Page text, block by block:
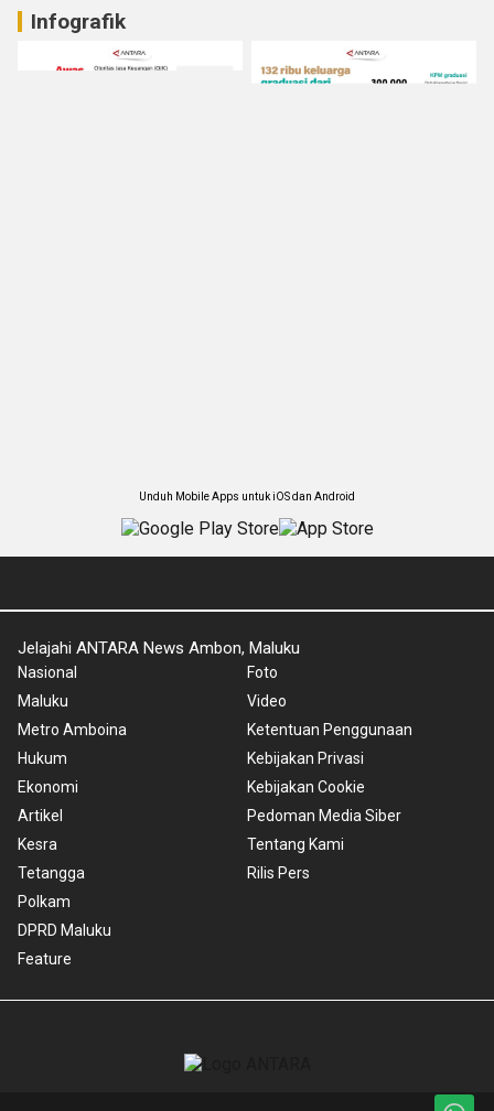
Infografik
Unduh Mobile Apps untuk iOS dan Android
Jelajahi ANTARA News Ambon, Maluku
Nasional
Maluku
Metro Amboina
Hukum
Ekonomi
Artikel
Kesra
Tetangga
Polkam
DPRD Maluku
Feature
Foto
Video
Ketentuan Penggunaan
Kebijakan Privasi
Kebijakan Cookie
Pedoman Media Siber
Tentang Kami
Rilis Pers